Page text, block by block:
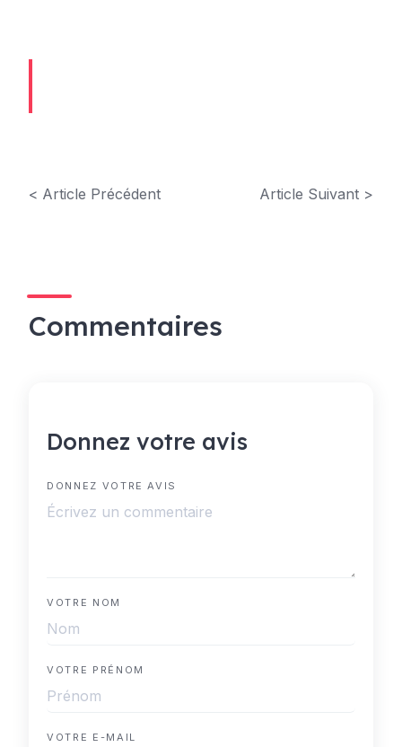
< Article Précédent Article Suivant >
Commentaires
Donnez votre avis
DONNEZ VOTRE AVIS
VOTRE NOM
VOTRE PRÉNOM
VOTRE E-MAIL